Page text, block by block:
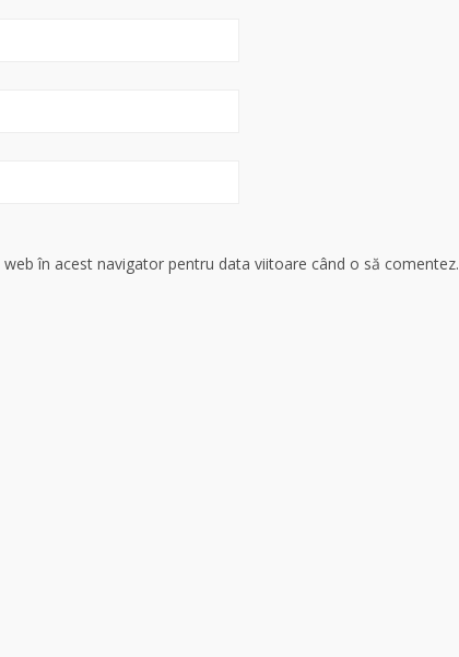
în acest navigator pentru data viitoare când o să comentez.